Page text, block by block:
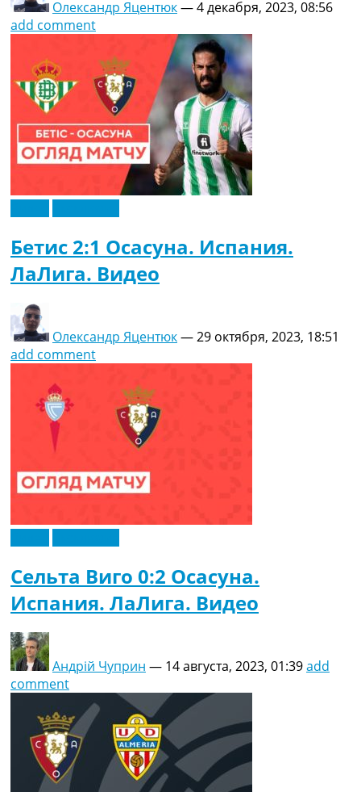
Олександр Яцентюк—4 декабря, 2023, 08:56
add comment
Бетис 2:1 Осасуна. Испания.
ЛаЛига. Видео
Олександр Яцентюк—29 октября, 2023, 18:51
add comment
Сельта Виго 0:2 Осасуна.
Испания. ЛаЛига. Видео
Андрій Чуприн — 14 августа, 2023, 01:39add
comment